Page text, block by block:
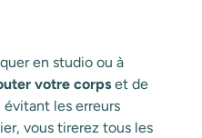
en studio ou à
votre corps et de
évitant les erreurs
vous tirerez tous les